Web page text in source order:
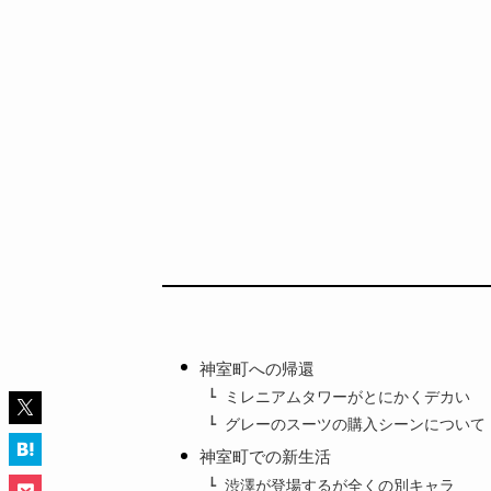
神室町への帰還
ミレニアムタワーがとにかくデカい
グレーのスーツの購入シーンについて
神室町での新生活
渋澤が登場するが全くの別キャラ